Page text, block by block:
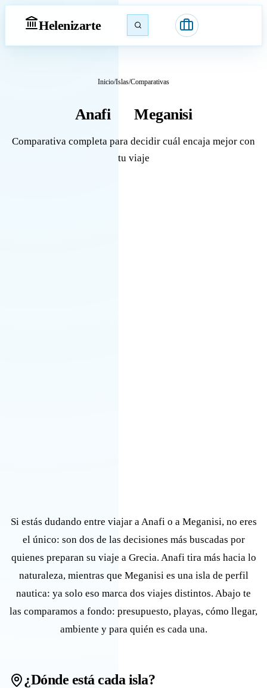
Helenizarte
Inicio/Islas/Comparativas
Anafi Meganisi
Comparativa completa para decidir cuál encaja mejor con
tu viaje
Si estás dudando entre viajar a Anafi o a Meganisi, no eres
el único: son dos de las decisiones más buscadas por
quienes preparan su viaje a Grecia. Anafi tira más hacia lo
naturaleza, mientras que Meganisi es una isla de perfil
nautica: ya solo eso marca dos viajes distintos. Abajo te
las comparamos a fondo: presupuesto, playas, cómo llegar,
ambiente y para quién es cada una.
¿Dónde está cada isla?